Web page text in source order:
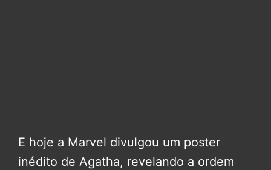
E hoje a Marvel divulgou um poster
inédito de Agatha, revelando a ordem